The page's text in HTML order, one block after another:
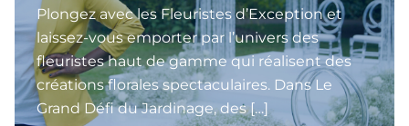
Plongez avec les Fleuristes d’Exception et
laissez-vous emporter par l’univers des
fleuristes haut de gamme qui réalisent des
créations florales spectaculaires. Dans Le
Grand Défi du Jardinage, des […]